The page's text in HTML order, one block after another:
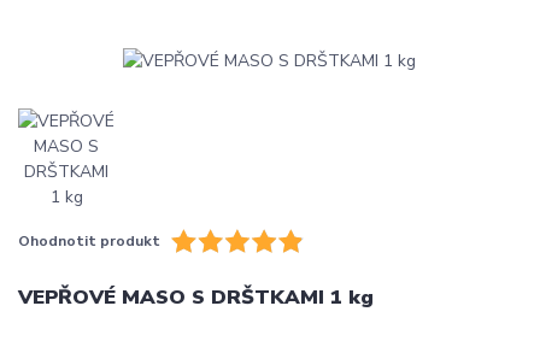
Ohodnotit produkt
VEPŘOVÉ MASO S DRŠTKAMI 1 kg